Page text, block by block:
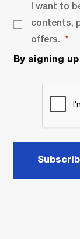
I want to
contents,
offers.
By signing